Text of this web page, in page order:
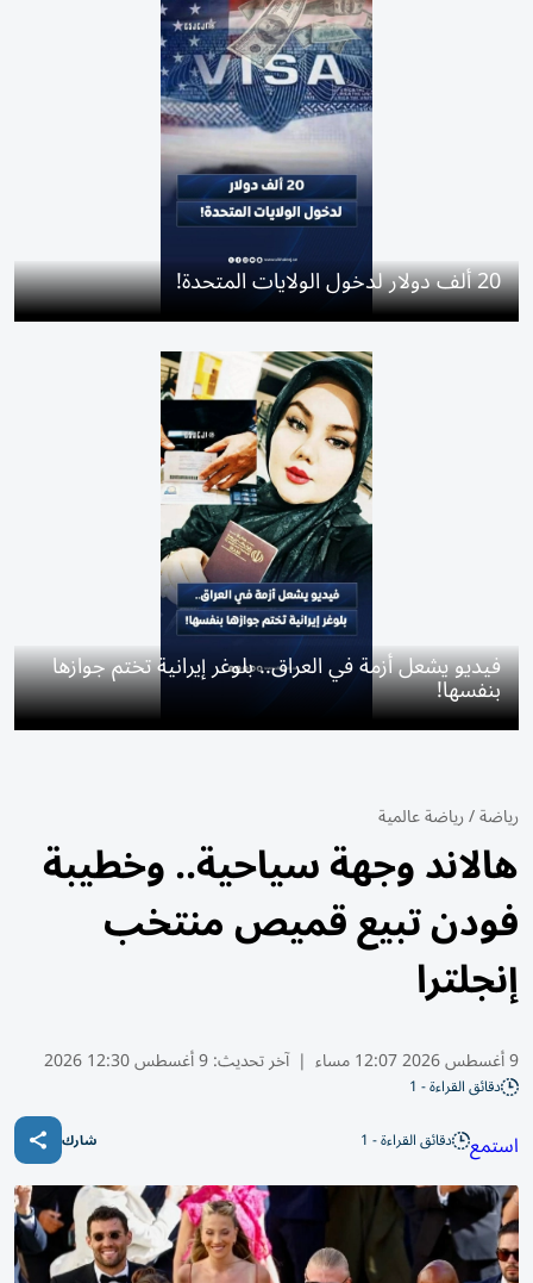
20 ألف دولار لدخول الولايات المتحدة!
فيديو يشعل أزمة في العراق.. بلوغر إيرانية تختم جوازها
بنفسها!
رياضة/رياضة عالمية
هالاند وجهة سياحية.. وخطيبة
فودن تبيع قميص منتخب
إنجلترا
9 أغسطس 2026 12:07 مساء | آخر تحديث:9 أغسطس 12:30 2026
دقائق القراءة - 1
استمع دقائق القراءة - 1 شارك